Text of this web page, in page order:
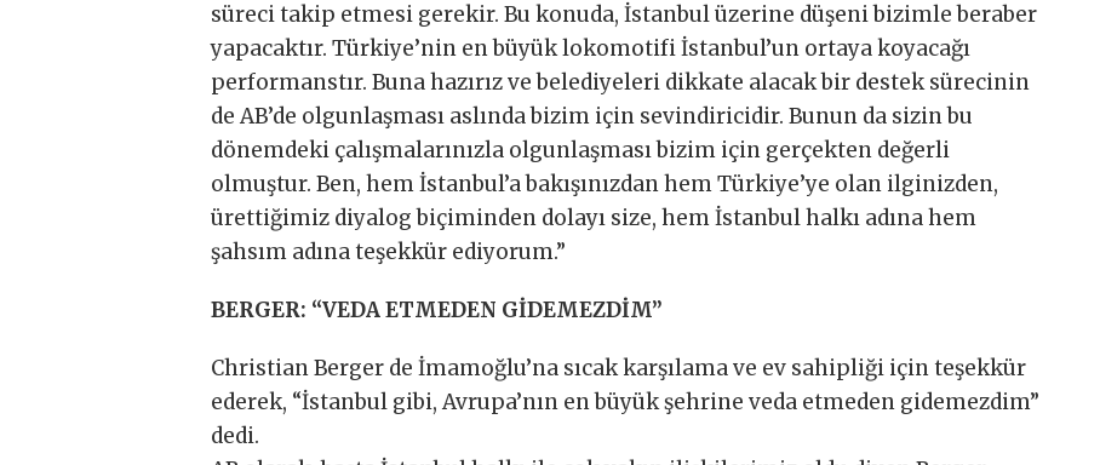
süreci takip etmesi gerekir. Bu konuda, İstanbul üzerine düşeni bizimle beraber
yapacaktır. Türkiye’nin en büyük lokomotifi İstanbul’un ortaya koyacağı
performanstır. Buna hazırız ve belediyeleri dikkate alacak bir destek sürecinin
de AB’de olgunlaşması aslında bizim için sevindiricidir. Bunun da sizin bu
dönemdeki çalışmalarınızla olgunlaşması bizim için gerçekten değerli
olmuştur. Ben, hem İstanbul’a bakışınızdan hem Türkiye’ye olan ilginizden,
ürettiğimiz diyalog biçiminden dolayı size, hem İstanbul halkı adına hem
şahsım adına teşekkür ediyorum.”
BERGER: “VEDA ETMEDEN GİDEMEZDİM”
Christian Berger de İmamoğlu’na sıcak karşılama ve ev sahipliği için teşekkür
ederek, “İstanbul gibi, Avrupa’nın en büyük şehrine veda etmeden gidemezdim”
dedi.